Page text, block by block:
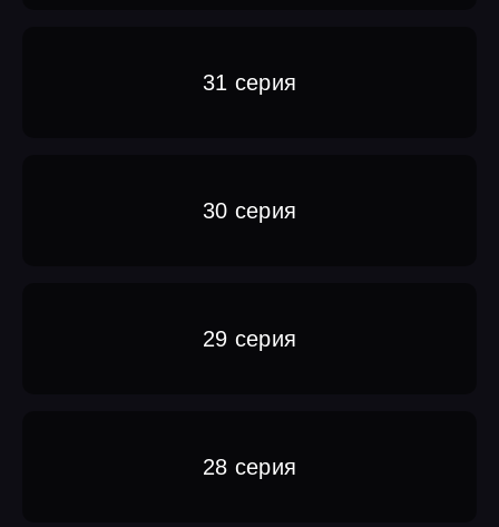
31 серия
30 серия
29 серия
28 серия